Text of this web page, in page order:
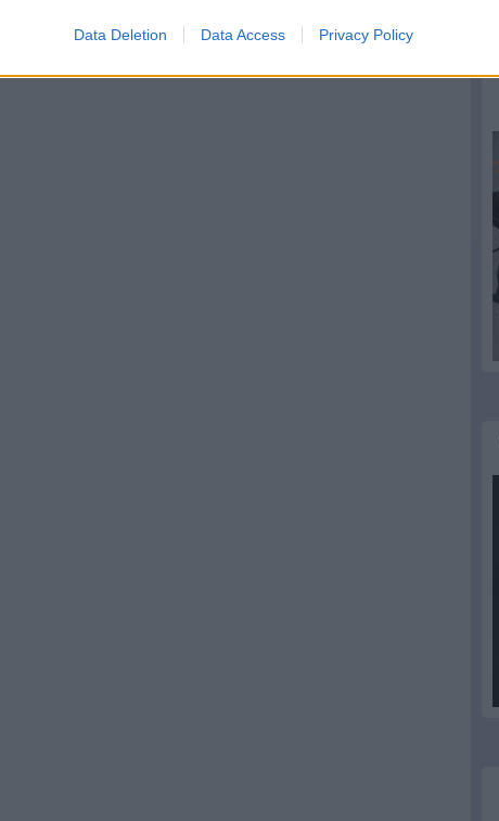
Data Deletion Data Access Privacy Policy